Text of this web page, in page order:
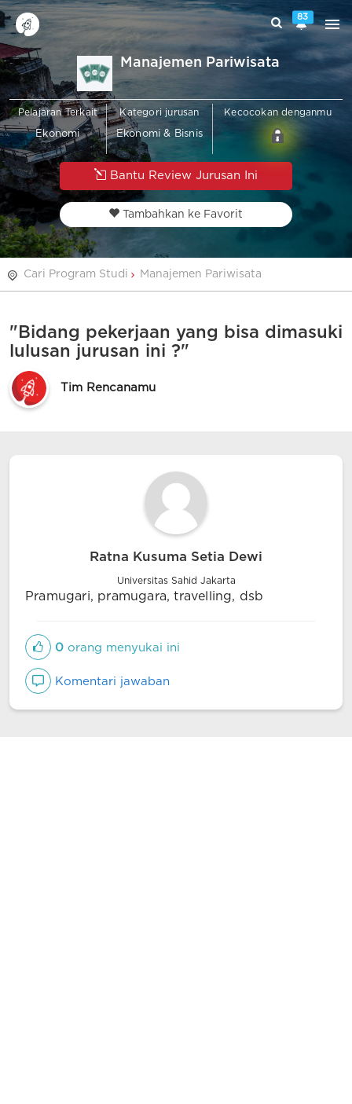
83
Manajemen Pariwisata
Pelajaran Terkait
Ekonomi
Kategori jurusan
Ekonomi & Bisnis
Kecocokan denganmu
Bantu Review Jurusan Ini
Tambahkan ke Favorit
Cari Program Studi Manajemen Pariwisata
"Bidang pekerjaan yang bisa dimasuki
lulusan jurusan ini ?"
Tim Rencanamu
Ratna Kusuma Setia Dewi
Universitas Sahid Jakarta
Pramugari, pramugara, travelling, dsb
0 orang menyukai ini
Komentari jawaban